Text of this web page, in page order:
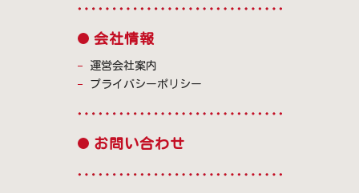
会社情報
運営会社案内
プライバシーポリシー
お問い合わせ